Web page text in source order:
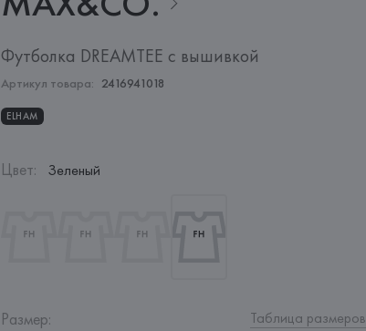
Футболка DREAMTEE с вышивкой
Артикул товара: 2416941018
ELHAM
Цвет: Зеленый
Размер: Таблица размеров